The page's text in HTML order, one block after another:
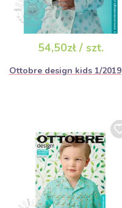
54,50zł / szt.
Ottobre design kids 1/2019